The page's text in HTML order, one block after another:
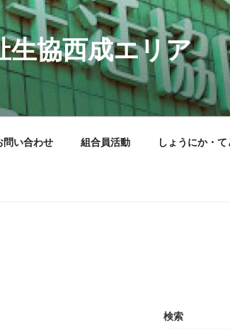
生協西成エリア
問い合わせ 組合員活動 しょうにか・て
検索